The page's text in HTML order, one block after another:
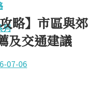
列 略】市區與郊
及交通建議
07-06